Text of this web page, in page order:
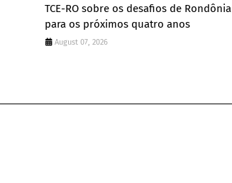
TCE-RO sobre os desafios de Rondônia
para os próximos quatro anos
August 07, 2026